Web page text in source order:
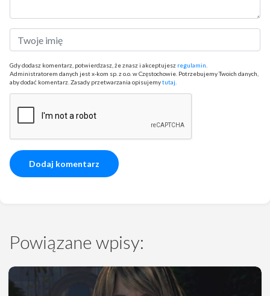
Gdy dodasz komentarz, potwierdzasz, że znasz i akceptujesz regulamin.
Administratorem danych jest x-kom sp. z o.o. w Częstochowie. Potrzebujemy Twoich danych,
aby dodać komentarz. Zasady przetwarzania opisujemytutaj.
Powiązane wpisy: